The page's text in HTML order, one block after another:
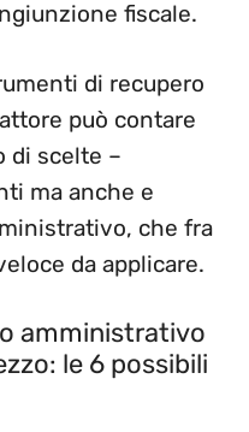
fiscale.
di recupero
può contare
di scelte –
ma anche e
che fra
da applicare.
amministrativo
le 6 possibili